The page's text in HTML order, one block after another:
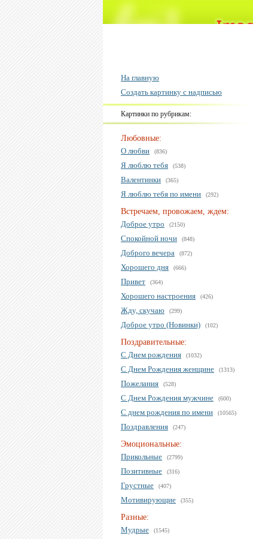
На главную
Создать картинку с надписью
Картинки по рубрикам:
Любовные:
О любви
(836)
Я люблю тебя (538)
Валентинки (365)
Я люблю тебя по имени (292)
Встречаем, провожаем, ждем:
Доброе утро
(2150)
Спокойной ночи (848)
Доброго вечера (872)
Хорошего дня (666)
Привет (364)
Хорошего настроения (426)
Жду, скучаю (299)
Доброе утро (Новинки) (102)
Поздравительные:
С Днем рождения
(1032)
С Днем Рождения женщине (1313)
Пожелания (528)
С Днем Рождения мужчине (600)
С днем рождения по имени (10565)
Поздравления (247)
Эмоциональные:
Прикольные
(2799)
Позитивные (316)
Грустные (407)
Мотивирующие (355)
Разные:
Мудрые
(1545)